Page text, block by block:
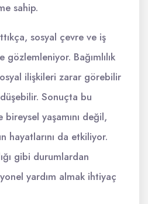
sahip.
sosyal çevre ve iş
Bağımlılık
ilişkileri zarar görebilir
Sonuçta bu
yaşamını değil,
hayatlarını da etkiliyor.
gibi durumlardan
yardım almak ihtiyaç